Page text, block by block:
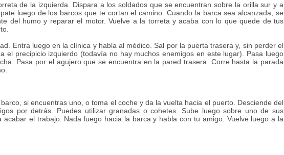
de la izquierda. Dispara a los soldados que se encuentran sobre la orilla sur y a
luego de los barcos que te cortan el camino. Cuando la barca sea alcanzada, se
del humo y reparar el motor. Vuelve a la torreta y acaba con lo que quede de tus
Entra luego en la clínica y habla al médico. Sal por la puerta trasera y, sin perder el
el precipicio izquierdo (todavía no hay muchos enemigos en este lugar). Pasa luego
Pasa por el agujero que se encuentra en la pared trasera. Corre hasta la parada
si encuentras uno, o toma el coche y da la vuelta hacia el puerto. Desciende del
por detrás. Puedes utilizar granadas o cohetes. Sube luego sobre uno de sus
el trabajo. Nada luego hacia la barca y habla con tu amigo. Vuelve luego a la